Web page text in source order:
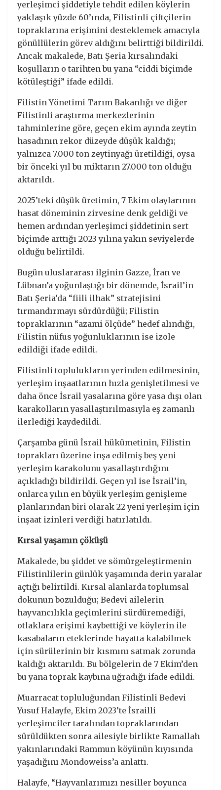
yerleşimci şiddetiyle tehdit edilen köylerin
yaklaşık yüzde 60’ında, Filistinli çiftçilerin
topraklarına erişimini desteklemek amacıyla
gönüllülerin görev aldığını belirttiği bildirildi.
Ancak makalede, Batı Şeria kırsalındaki
koşulların o tarihten bu yana “ciddi biçimde
kötüleştiği” ifade edildi.
Filistin Yönetimi Tarım Bakanlığı ve diğer
Filistinli araştırma merkezlerinin
tahminlerine göre, geçen ekim ayında zeytin
hasadının rekor düzeyde düşük kaldığı;
yalnızca 7.000 ton zeytinyağı üretildiği, oysa
bir önceki yıl bu miktarın 27.000 ton olduğu
aktarıldı.
2025’teki düşük üretimin, 7 Ekim olaylarının
hasat döneminin zirvesine denk geldiği ve
hemen ardından yerleşimci şiddetinin sert
biçimde arttığı 2023 yılına yakın seviyelerde
olduğu belirtildi.
Bugün uluslararası ilginin Gazze, İran ve
Lübnan’a yoğunlaştığı bir dönemde, İsrail’in
Batı Şeria’da “fiili ilhak” stratejisini
tırmandırmayı sürdürdüğü; Filistin
topraklarının “azami ölçüde” hedef alındığı,
Filistin nüfus yoğunluklarının ise izole
edildiği ifade edildi.
Filistinli toplulukların yerinden edilmesinin,
yerleşim inşaatlarının hızla genişletilmesi ve
daha önce İsrail yasalarına göre yasa dışı olan
karakolların yasallaştırılmasıyla eş zamanlı
ilerlediği kaydedildi.
Çarşamba günü İsrail hükümetinin, Filistin
toprakları üzerine inşa edilmiş beş yeni
yerleşim karakolunu yasallaştırdığını
açıkladığı bildirildi. Geçen yıl ise İsrail’in,
onlarca yılın en büyük yerleşim genişleme
planlarından biri olarak 22 yeni yerleşim için
inşaat izinleri verdiği hatırlatıldı.
Kırsal yaşamın çöküşü
Makalede, bu şiddet ve sömürgeleştirmenin
Filistinlilerin günlük yaşamında derin yaralar
açtığı belirtildi. Kırsal alanlarda toplumsal
dokunun bozulduğu; Bedevi ailelerin
hayvancılıkla geçimlerini sürdüremediği,
otlaklara erişimi kaybettiği ve köylerin ile
kasabaların eteklerinde hayatta kalabilmek
için sürülerinin bir kısmını satmak zorunda
kaldığı aktarıldı. Bu bölgelerin de 7 Ekim’den
bu yana toprak kaybına uğradığı ifade edildi.
Muarracat topluluğundan Filistinli Bedevi
Yusuf Halayfe, Ekim 2023’te İsrailli
yerleşimciler tarafından topraklarından
sürüldükten sonra ailesiyle birlikte Ramallah
yakınlarındaki Rammun köyünün kıyısında
yaşadığını Mondoweiss’a anlattı.
Halayfe, “Hayvanlarımızı nesiller boyunca